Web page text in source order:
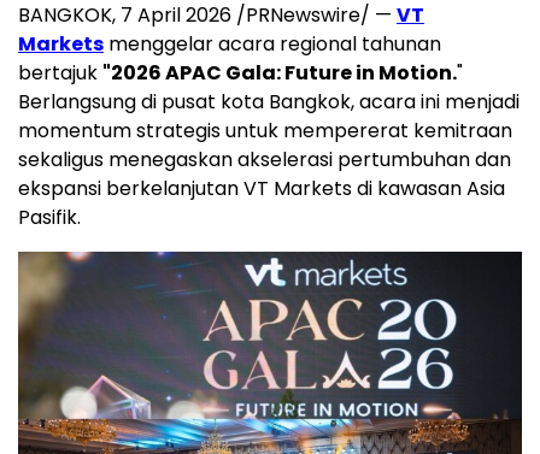
BANGKOK, 7 April 2026 /PRNewswire/ — VT
Markets menggelar acara regional tahunan
bertajuk "2026 APAC Gala: Future in Motion."
Berlangsung di pusat kota Bangkok, acara ini menjadi
momentum strategis untuk mempererat kemitraan
sekaligus menegaskan akselerasi pertumbuhan dan
ekspansi berkelanjutan VT Markets di kawasan Asia
Pasifik.